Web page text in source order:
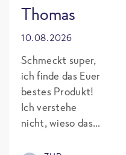
Thomas
10.08.2026
Schmeckt super,
ich finde das Euer
bestes Produkt!
Ich verstehe
nicht, wieso das